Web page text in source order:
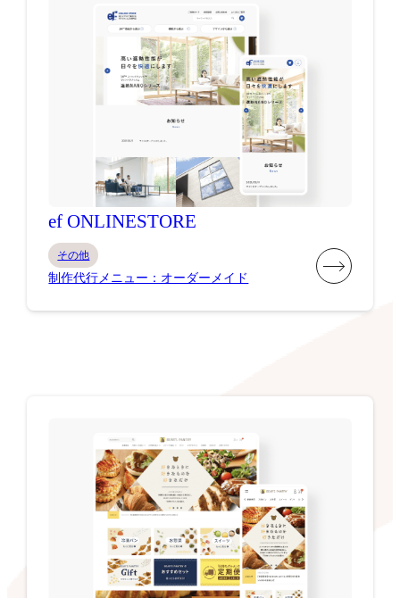
ef ONLINESTORE
その他
制作代行メニュー：オーダーメイド